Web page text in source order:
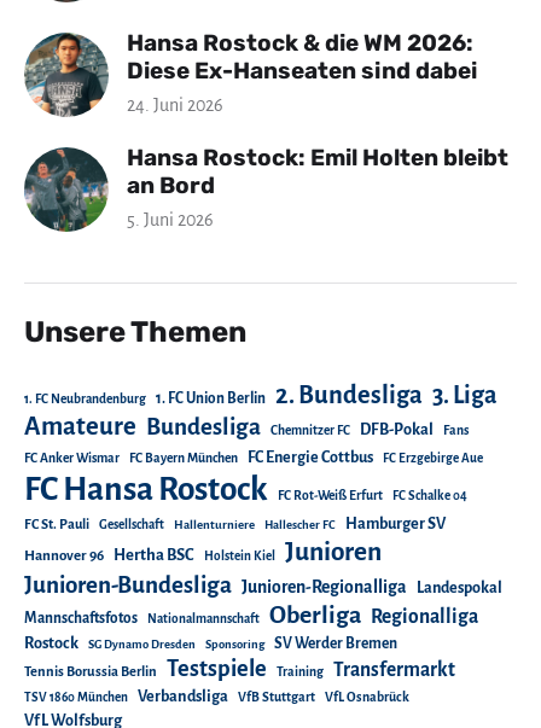
Hansa Rostock & die WM 2026:
Diese Ex-Hanseaten sind dabei
24. Juni 2026
Hansa Rostock: Emil Holten bleibt
an Bord
5. Juni 2026
Unsere Themen
1. FC Neubrandenburg 1. FC Union Berlin 2. Bundesliga 3. Liga
Amateure Bundesliga Chemnitzer FC DFB-Pokal Fans
FC Anker Wismar FC Bayern München FC Energie Cottbus FC Erzgebirge Aue
FC Hansa Rostock FC Rot-Weiß Erfurt FC Schalke 04
FC St. Pauli Gesellschaft Hallenturniere Hallescher FC Hamburger SV
Hannover 96 Hertha BSC Holstein Kiel Junioren
Junioren-Bundesliga Junioren-Regionalliga
Landespokal
Mannschaftsfotos
Nationalmannschaft Oberliga Regionalliga
Rostock SG Dynamo Dresden Sponsoring SV Werder Bremen
Tennis Borussia Berlin Testspiele Training Transfermarkt
TSV 1860 München Verbandsliga VfB Stuttgart VfL Osnabrück
VfL Wolfsburg